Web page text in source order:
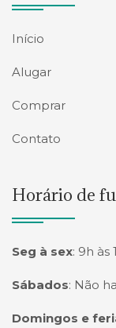
Início
Alugar
Comprar
Contato
Horário de
Seg à sex: 9h às
Sábados: Não
Domingos e